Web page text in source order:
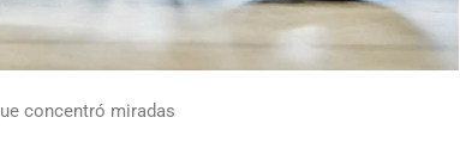
concentró miradas